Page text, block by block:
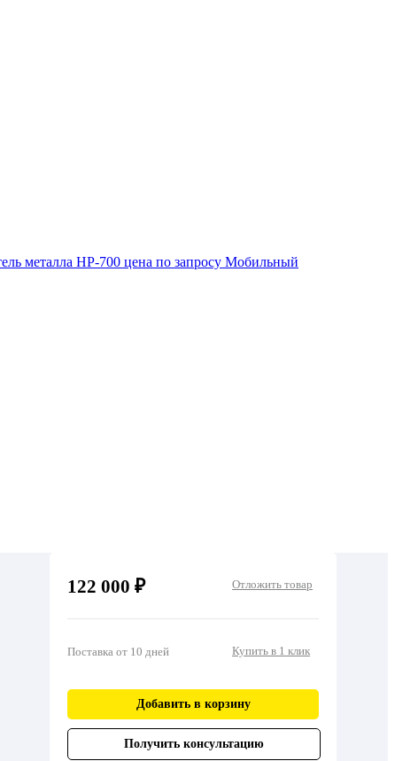
металла HP-700 цена по запросу Мобильный
122 000 ₽ Отложить товар
Поставка от 10 дней Купить в 1 клик
Добавить в корзину
Получить консультацию